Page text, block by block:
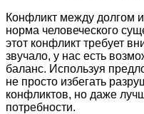
Конфликт между долгом
норма человеческого
этот конфликт требует
звучало, у нас есть
баланс. Используя
не просто избегать
конфликтов, но даже
потребности.